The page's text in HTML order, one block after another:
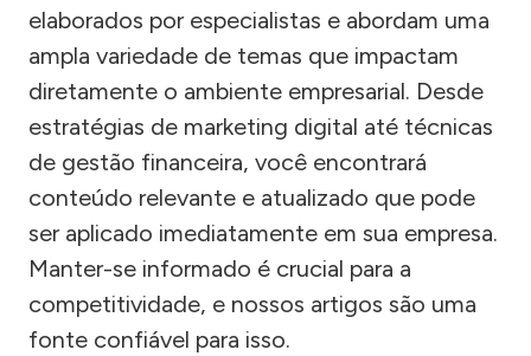
elaborados por especialistas e abordam uma
ampla variedade de temas que impactam
diretamente o ambiente empresarial. Desde
estratégias de marketing digital até técnicas
de gestão financeira, você encontrará
conteúdo relevante e atualizado que pode
ser aplicado imediatamente em sua empresa.
Manter-se informado é crucial para a
competitividade, e nossos artigos são uma
fonte confiável para isso.